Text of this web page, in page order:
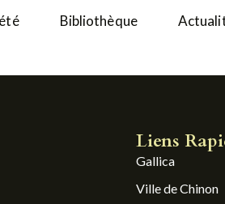
Bibliothèque
Liens
Gallica
Ville de Chinon